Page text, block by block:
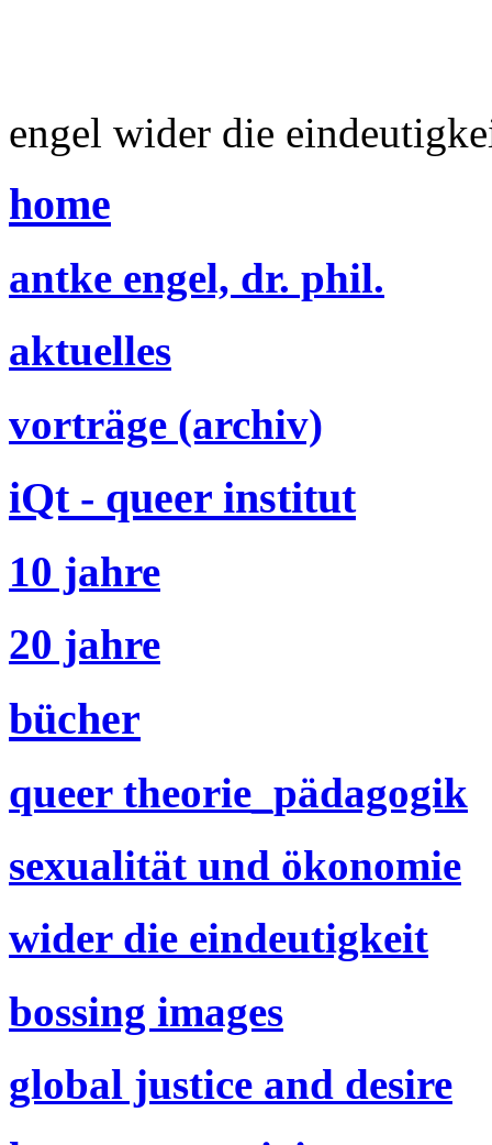
engel wider die
home
antke engel, dr. phil.
aktuelles
vorträge (archiv)
iQt - queer institut
10 jahre
20 jahre
bücher
queer theorie_pädagogik
sexualität und ökonomie
wider die eindeutigkeit
bossing images
global justice and desire